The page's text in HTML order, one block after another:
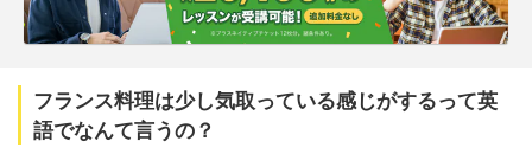
フランス料理は少し気取っている感じがするって英
語でなんて言うの？